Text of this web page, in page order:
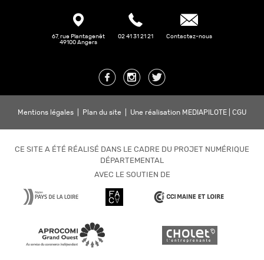
67, rue Plantagenêt
49100 Angers
02 41 31 21 21 Contactez-nous
Mentions légales Plan du site Une réalisation MEDIAPILOTE CGU
CE SITE A ÉTÉ RÉALISÉ DANS LE CADRE DU PROJET NUMÉRIQUE
DÉPARTEMENTAL
AVEC LE SOUTIEN DE